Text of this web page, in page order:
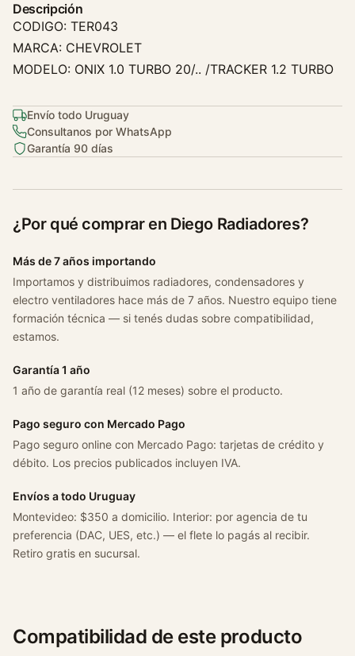
t
a
t
o
r
a
c
e
1
2
T
u
r
b
O
n
i
x
,
0
T
u
c
a
Descripción
CODIGO: TER043
MARCA: CHEVROLET
MODELO: ONIX 1.0 TURBO 20/.. /TRACKER 1.2 TURBO
Envío todo Uruguay
Consultanos por WhatsApp
Garantía 90 días
¿Por qué comprar en Diego Radiadores?
Más de 7 años importando
Importamos y distribuimos radiadores, condensadores y
electro ventiladores hace más de 7 años. Nuestro equipo tiene
formación técnica — si tenés dudas sobre compatibilidad,
estamos.
Garantía 1 año
1 año de garantía real (12 meses) sobre el producto.
Pago seguro con Mercado Pago
Pago seguro online con Mercado Pago: tarjetas de crédito y
débito. Los precios publicados incluyen IVA.
Envíos a todo Uruguay
Montevideo: $350 a domicilio. Interior: por agencia de tu
preferencia (DAC, UES, etc.) — el flete lo pagás al recibir.
Retiro gratis en sucursal.
Compatibilidad de este producto